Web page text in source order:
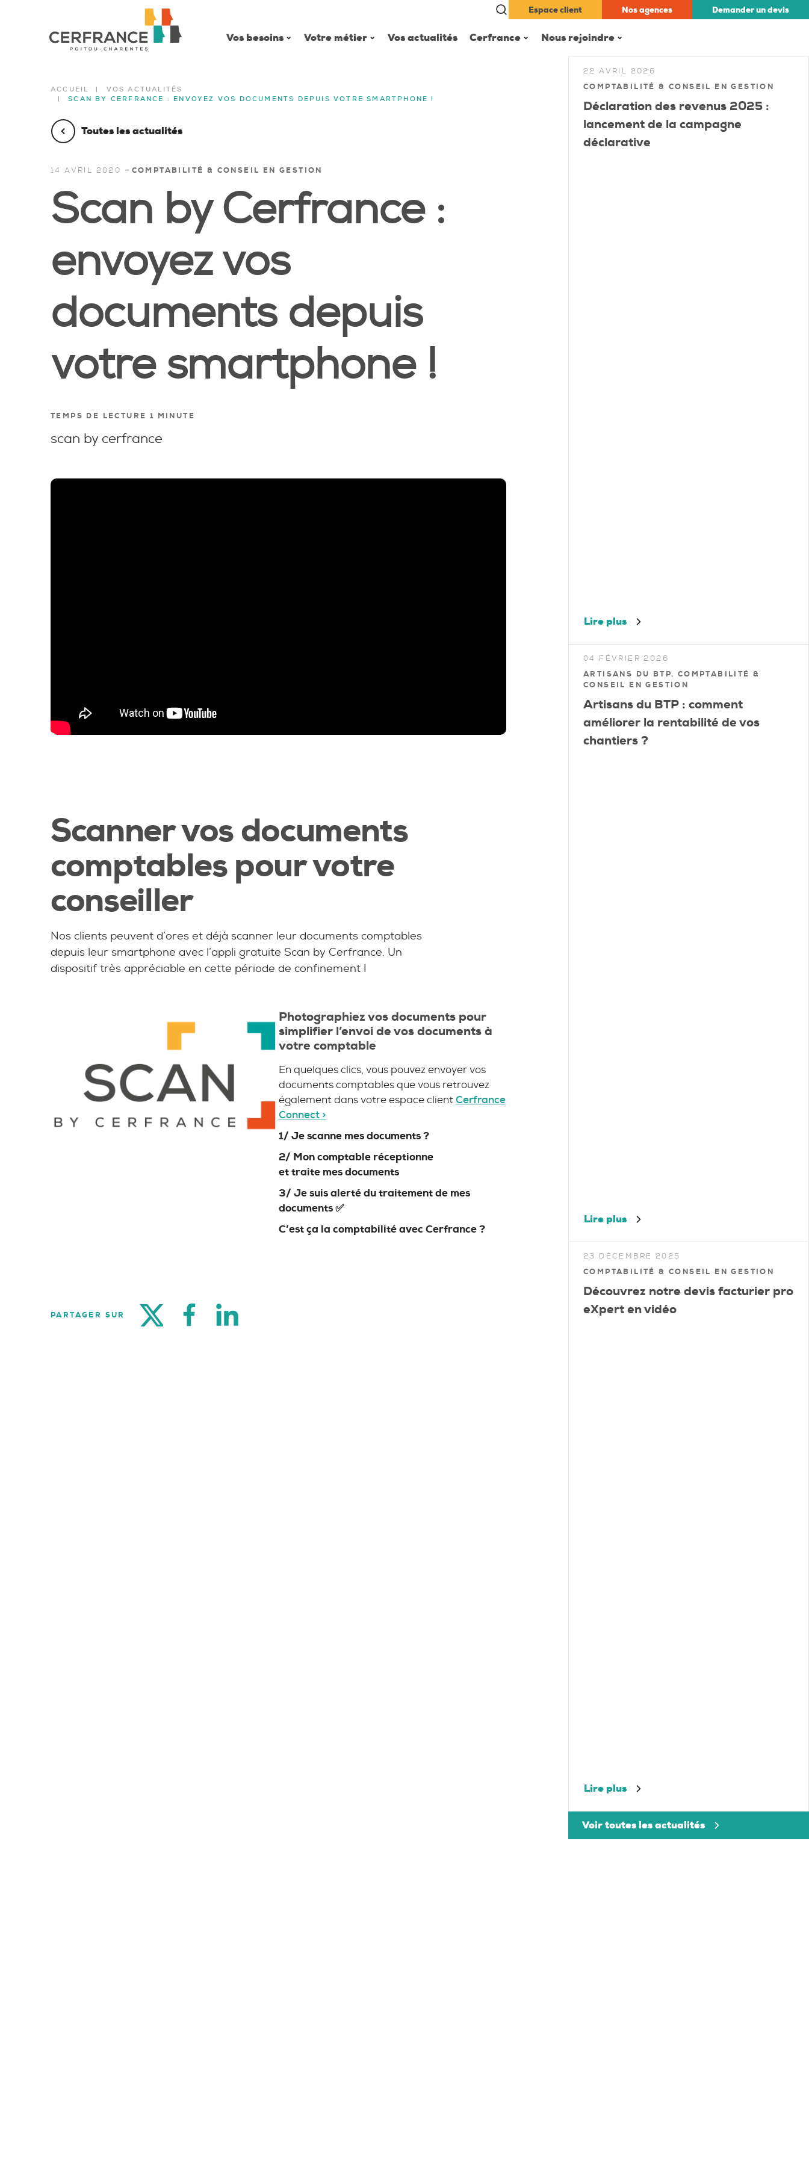
Vos besoins Votre métier Vos actualités Cerfrance Nous rejoindre
Espace client Nosagences Demander undevis
ACCUEIL
VOS ACTUALITÉS
SCAN BY CERFRANCE : ENVOYEZ VOS DOCUMENTS DEPUIS VOTRE SMARTPHONE !
Toutes les actualités
14 AVRIL 2020 - COMPTABILITÉ & CONSEIL EN GESTION
Scan by Cerfrance :
envoyez vos
documents depuis
votre smartphone !
TEMPS DE LECTURE 1 MINUTE
scan by cerfrance
Scanner vos documents
comptables pour votre
conseiller
Nos clients peuvent d’ores et déjà scanner leur documents comptables
depuis leur smartphone avec l’appli gratuite Scan by Cerfrance. Un
dispositif très appréciable en cette période de confinement !
Photographiez vos documents pour
simplifier l’envoi de vos documents à
votre comptable
En quelques clics, vous pouvez envoyer vos
documents comptables que vous retrouvez
également dans votre espace clientCerfrance
Connect >
1/ Je scanne mes documents?
2/ Mon comptable réceptionne
et traite mes documents
3/ Je suis alerté du traitement de mes
documents ✅
C’est ça la comptabilité avec Cerfrance?
PARTAGER SUR
TWITTER FACEBOOK
22 AVRIL 2026
COMPTABILITÉ & CONSEIL EN GESTION
Déclaration des revenus 2025 :
lancement de la campagne
déclarative
Lire plus
04 FÉVRIER 2026
ARTISANS DU BTP, COMPTABILITÉ &
CONSEIL EN GESTION
Artisans du BTP : comment
améliorer la rentabilité de vos
chantiers ?
Lire plus
23 DÉCEMBRE 2025
COMPTABILITÉ & CONSEIL EN GESTION
Découvrez notre devis facturier pro
eXpert en vidéo
Lire plus
Voir toutes les actualités